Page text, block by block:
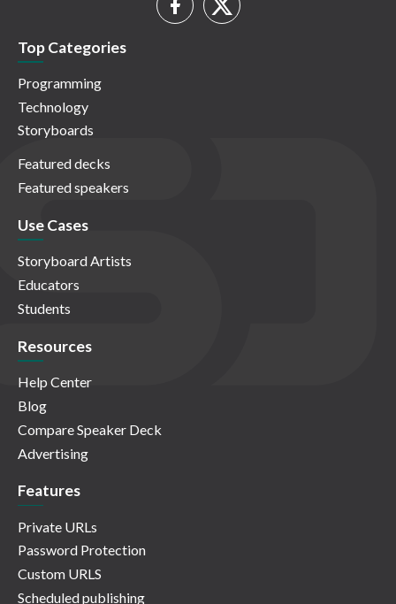
Top Categories
Programming
Technology
Storyboards
Featured decks
Featured speakers
Use Cases
Storyboard Artists
Educators
Students
Resources
Help Center
Blog
Compare Speaker Deck
Advertising
Features
Private URLs
Password Protection
Custom URLS
Scheduled publishing